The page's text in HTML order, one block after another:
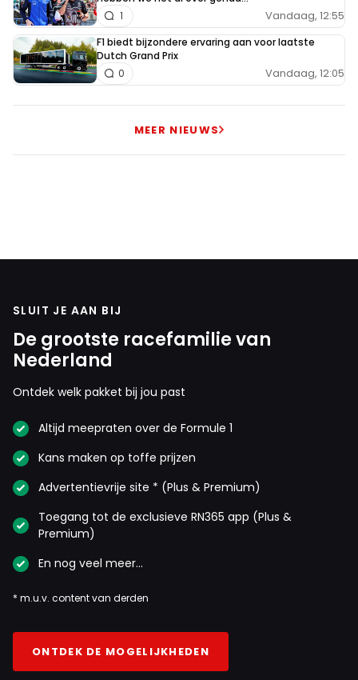
Vandaag, 12:55
1
F1 biedt bijzondere ervaring aan voor laatste
Dutch Grand Prix
Vandaag, 12:05
0
MEER NIEUWS
SLUIT JE AAN BIJ
De grootste racefamilie van
Nederland
Ontdek welk pakket bij jou past
Altijd meepraten over de Formule 1
Kans maken op toffe prijzen
Advertentievrije site * (Plus & Premium)
Toegang tot de exclusieve RN365 app (Plus &
Premium)
En nog veel meer…
* m.u.v. content van derden
ONTDEK DE MOGELIJKHEDEN